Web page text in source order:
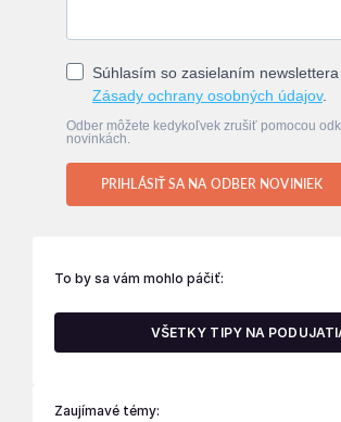
Súhlasím so zasielaním
Zásady ochrany osobných údajov.
Odber môžete kedykoľvek zrušiť pomocou
novinkách.
PRIHLÁSIŤ SA NA ODBER NOVINIEK
To by sa vám mohlo páčiť:
VŠETKY TIPY NA
Zaujímavé témy: